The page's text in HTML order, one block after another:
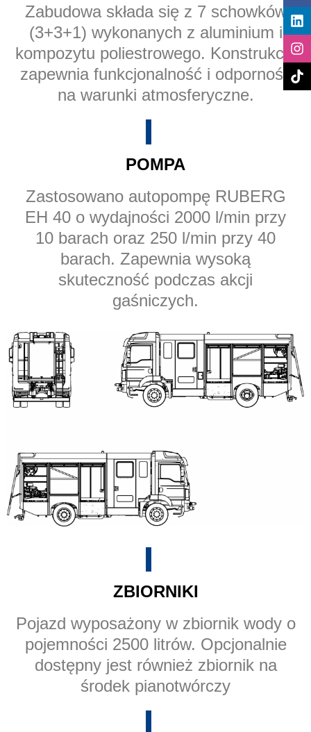
Zabudowa składa się z 7 schowków
(3+3+1) wykonanych z aluminium i
kompozytu poliestrowego. Konstrukcja
zapewnia funkcjonalność i odporność
na warunki atmosferyczne.
POMPA
Zastosowano autopompę RUBERG
EH 40 o wydajności 2000 l/min przy
10 barach oraz 250 l/min przy 40
barach. Zapewnia wysoką
skuteczność podczas akcji
gaśniczych.
ZBIORNIKI
Pojazd wyposażony w zbiornik wody o
pojemności 2500 litrów. Opcjonalnie
dostępny jest również zbiornik na
środek pianotwórczy